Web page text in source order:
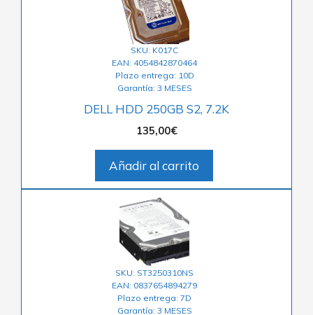
SKU: K017C
EAN: 4054842870464
Plazo entrega: 10D
Garantía: 3 MESES
DELL HDD 250GB S2, 7.2K
135,00€
Añadir al carrito
SKU: ST3250310NS
EAN: 0837654894279
Plazo entrega: 7D
Garantía: 3 MESES